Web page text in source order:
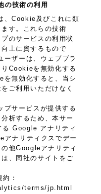
の技術の利用
、Cookie及びこれに類
す。これらの技術
のサービスの利用状
上に資するもので
ザーは、ウェブブラ
Cookieを無効化する
を無効化すると、当シ
ご利用いただけなく
プサービスが提供する
析するため、本サー
Google アナリティ
アナリティクスでデー
他Googleアナリティ
、同社のサイトをご
：
terms/jp.html